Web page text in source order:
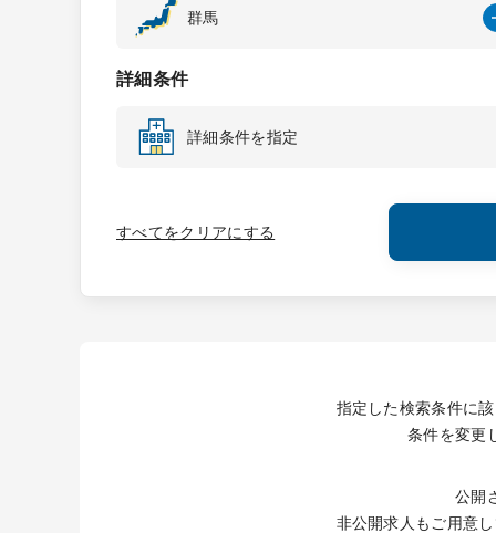
群馬
詳細条件
詳細条件を指定
すべてをクリアにする
指定した検索条件に
条件を変更
公開
非公開求人もご用意